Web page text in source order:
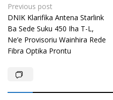
Post
navigation
Previous post
‎DNIK Klarifika Antena Starlink
Ba Sede Suku 450 Iha T-L,
Ne’e Provisoriu Wainhira Rede
Fibra Optika Prontu